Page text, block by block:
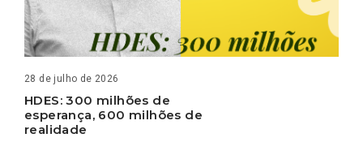
28 de julho de 2026
HDES: 300 milhões de
esperança, 600 milhões de
realidade